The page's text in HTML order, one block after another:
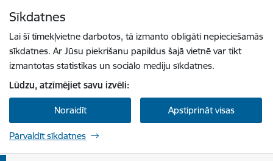
Sīkdatnes
Lai šī tīmekļvietne darbotos, tā izmanto obligāti nepieciešamās
sīkdatnes. Ar Jūsu piekrišanu papildus šajā vietnē var tikt
izmantotas statistikas un sociālo mediju sīkdatnes.
Lūdzu, atzīmējiet savu izvēli:
Noraidīt Apstiprināt visas
Pārvaldīt sīkdatnes